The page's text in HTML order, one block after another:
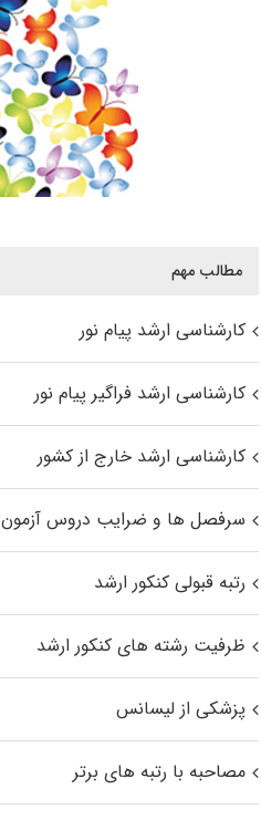
مطالب مهم
کارشناسی ارشد پیام نور
کارشناسی ارشد فراگیر پیام نور
کارشناسی ارشد خارج از کشور
سرفصل ها و ضرایب دروس آزمون
رتبه قبولی کنکور ارشد
ظرفیت رشته های کنکور ارشد
پزشکی از لیسانس
مصاحبه با رتبه های برتر